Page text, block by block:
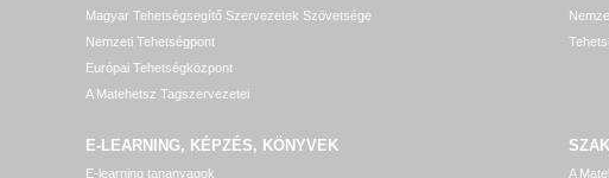
Magyar Tehetségsegítő Szervezetek Szövetsége
Nemzeti Tehetségpont
Európai Tehetségközpont
A Matehetsz Tagszervezetei
E-LEARNING, KÉPZÉS, KÖNYVEK
E-learning tananyagok A